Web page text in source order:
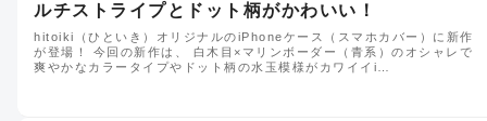
ルチストライプとドット柄がかわいい！
hitoiki（ひといき）オリジナルのiPhoneケース（スマホカバー）に新作
が登場！ 今回の新作は、 白木目×マリンボーダー（青系）のオシャレで
爽やかなカラータイプやドット柄の水玉模様がカワイイi…